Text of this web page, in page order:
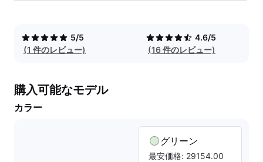
5/5
(1 件のレビュー)
4.6/5
(16 件のレビュー)
購入可能なモデル
カラー
グリーン
最安価格: 29154.00